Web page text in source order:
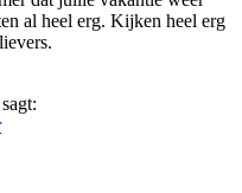
al heel erg. Kijken heel erg
sagt: